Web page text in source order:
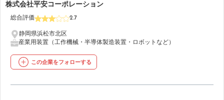
29
株式会社平安コーポレーション
総合評価 2.7
静岡県浜松市北区
産業用装置（工作機械・半導体製造装置・ロボットなど）
この企業をフォローする